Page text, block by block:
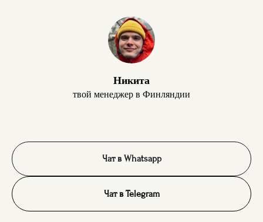
Никита
твой менеджер в Финляндии
Чат в Whatsapp
Чат в Telegram